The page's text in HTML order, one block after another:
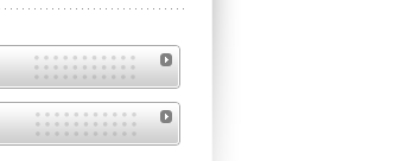
Hasiči ČR